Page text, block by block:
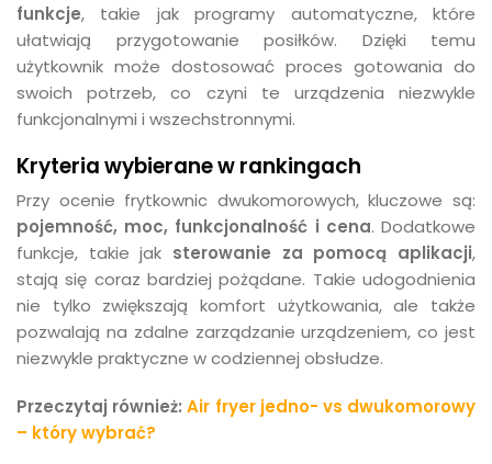
funkcje, takie jak programy automatyczne, które
ułatwiają przygotowanie posiłków. Dzięki temu
użytkownik może dostosować proces gotowania do
swoich potrzeb, co czyni te urządzenia niezwykle
funkcjonalnymi i wszechstronnymi.
Kryteria wybierane w rankingach
Przy ocenie frytkownic dwukomorowych, kluczowe są:
pojemność, moc, funkcjonalność i cena. Dodatkowe
funkcje, takie jak sterowanie za pomocą aplikacji,
stają się coraz bardziej pożądane. Takie udogodnienia
nie tylko zwiększają komfort użytkowania, ale także
pozwalają na zdalne zarządzanie urządzeniem, co jest
niezwykle praktyczne w codziennej obsłudze.
Przeczytaj również:Air fryer jedno- vs dwukomorowy
– który wybrać?